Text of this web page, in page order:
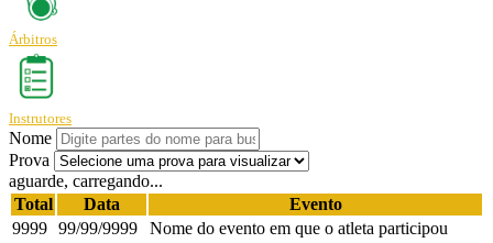
Árbitros
Instrutores
Nome
Prova
aguarde, carregando...
Total
Data
Evento
9999 99/99/9999 Nome do evento em que o atleta participou